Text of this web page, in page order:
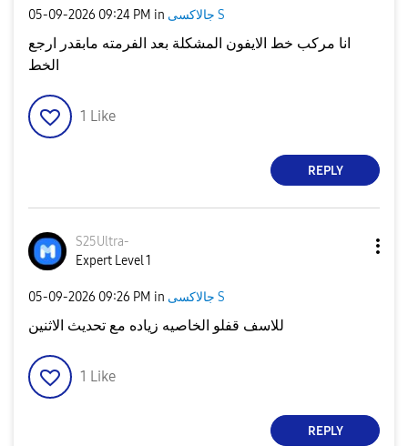
‎05-09-2026 09:24 PM in جالاكسى S
انا مركب خط الايفون المشكلة بعد الفرمته مابقدر ارجع
الخط
1 Like
REPLY
S25Ultra-
Expert Level 1
‎05-09-2026 09:26 PM in جالاكسى S
للاسف قفلو الخاصيه زياده مع تحديث الاثنين
1 Like
REPLY